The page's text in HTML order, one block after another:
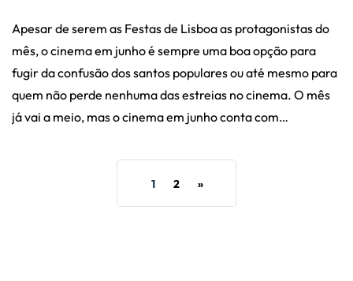
Apesar de serem as Festas de Lisboa as protagonistas do
mês, o cinema em junho é sempre uma boa opção para
fugir da confusão dos santos populares ou até mesmo para
quem não perde nenhuma das estreias no cinema. O mês
já vai a meio, mas o cinema em junho conta com…
1 2 »